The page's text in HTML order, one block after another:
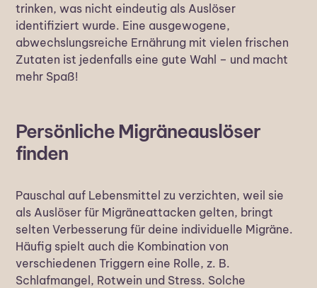
trinken, was nicht eindeutig als Auslöser
identifiziert wurde. Eine ausgewogene,
abwechslungsreiche Ernährung mit vielen frischen
Zutaten ist jedenfalls eine gute Wahl – und macht
mehr Spaß!
Persönliche Migräneauslöser
finden
Pauschal auf Lebensmittel zu verzichten, weil sie
als Auslöser für Migräneattacken gelten, bringt
selten Verbesserung für deine individuelle Migräne.
Häufig spielt auch die Kombination von
verschiedenen Triggern eine Rolle, z. B.
Schlafmangel, Rotwein und Stress. Solche